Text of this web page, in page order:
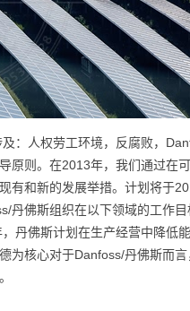
：人权劳工环境，反腐败，
原则。在2013年，我们通过在
和新的发展举措。计划将于
丹佛斯组织在以下领域的工作
丹佛斯计划在生产经营中降低
为核心对于Danfoss/丹佛斯而